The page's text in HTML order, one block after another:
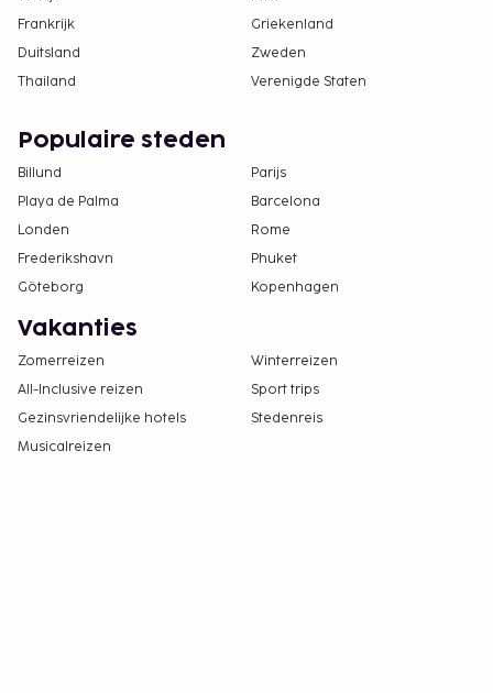
Frankrijk
Griekenland
Duitsland
Zweden
Thailand
Verenigde Staten
Populaire steden
Billund
Parijs
Playa de Palma
Barcelona
Londen
Rome
Frederikshavn
Phuket
Göteborg
Kopenhagen
Vakanties
Zomerreizen
Winterreizen
All-Inclusive reizen
Sport trips
Gezinsvriendelijke hotels
Stedenreis
Musicalreizen